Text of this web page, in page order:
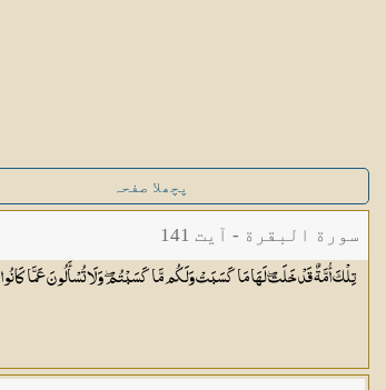
پچھلا صفحہ
سورة البقرة - آیت 141
تِلْكَ أُمَّةٌ قَدْ خَلَتْ ۖ لَهَا مَا كَسَبَتْ وَلَكُم مَّا كَسَبْتُمْ ۖ وَلَا تُسْأَلُونَ عَمَّا كَانُوا